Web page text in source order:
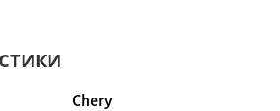
Chery